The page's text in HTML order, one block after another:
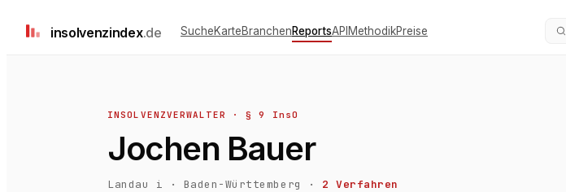
insolvenzindex.de SucheKarteBranchenReportsAPIMethodikPreise
INSOLVENZVERWALTER · § 9 InsO
Jochen Bauer
Landau i · Baden-Württemberg · 2 Verfahren